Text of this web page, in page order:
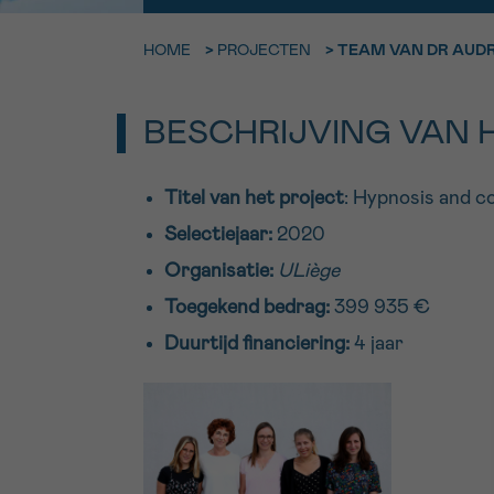
HOME > PROJECTEN > TEAM VAN DR
BESCHRIJVING VAN
Titel van het project: Hypnosis and
Selectiejaar: 2020
Organisatie: ULiège
Toegekend bedrag: 399 935 €
Duurtijd financiering: 4 jaar
Bel ons
EMAIL
Ik aanvaard de